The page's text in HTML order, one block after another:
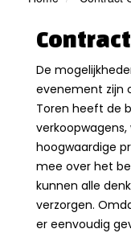
De
evenement zijn
Toren heeft de
hoogwaardige
mee over het
kunnen alle
verzorgen.
er eenvoudig